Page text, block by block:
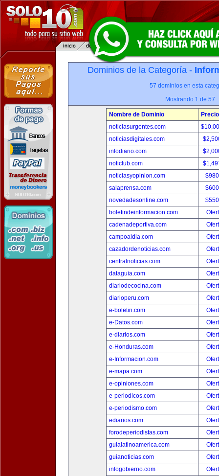
Dominios de la Categoría -
57 dominios en esta
Mostrando 1 de 57
Nombre de Dominio
Precio
noticiasurgentes.com
noticiasdigitales.com
infodiario.com
noticlub.com
noticiasyopinion.com
salaprensa.com
novedadesonline.com
boletindeinformacion.com
cadenadeportiva.com
campoaldia.com
cazadordenoticias.com
centralnoticias.com
dataguia.com
diariodecocina.com
diarioperu.com
e-boletin.com
e-Datos.com
e-diarios.com
e-Honduras.com
e-Informacion.com
e-mapa.com
e-opiniones.com
e-periodicos.com
e-periodismo.com
ediarios.com
forodeperiodistas.com
guialatinoamerica.com
guianoticias.com
infogobierno.com